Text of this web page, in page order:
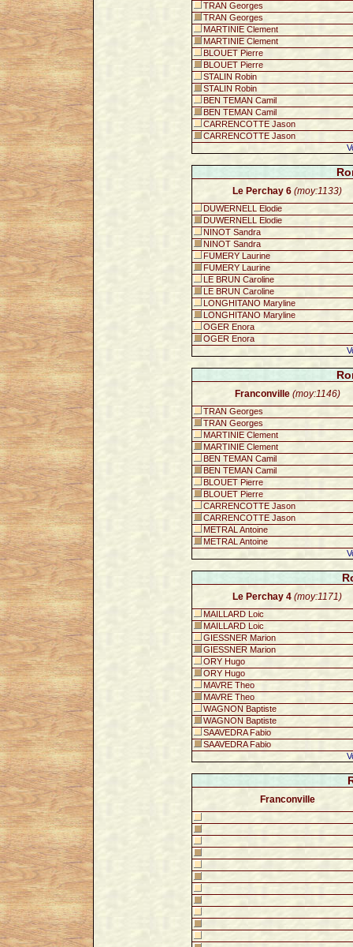
TRAN Georges
TRAN Georges
MARTINIE Clement
MARTINIE Clement
BLOUET Pierre
BLOUET Pierre
STALIN Robin
STALIN Robin
BEN TEMAN Camil
BEN TEMAN Camil
CARRENCOTTE Jason
CARRENCOTTE Jason
Le Perchay 6 (moy:1133)
DUWERNELL Elodie
DUWERNELL Elodie
NINOT Sandra
NINOT Sandra
FUMERY Laurine
FUMERY Laurine
LE BRUN Caroline
LE BRUN Caroline
LONGHITANO Maryline
LONGHITANO Maryline
OGER Enora
OGER Enora
Franconville (moy:1146)
TRAN Georges
TRAN Georges
MARTINIE Clement
MARTINIE Clement
BEN TEMAN Camil
BEN TEMAN Camil
BLOUET Pierre
BLOUET Pierre
CARRENCOTTE Jason
CARRENCOTTE Jason
METRAL Antoine
METRAL Antoine
Le Perchay 4 (moy:1171)
MAILLARD Loic
MAILLARD Loic
GIESSNER Marion
GIESSNER Marion
ORY Hugo
ORY Hugo
MAVRE Theo
MAVRE Theo
WAGNON Baptiste
WAGNON Baptiste
SAAVEDRA Fabio
SAAVEDRA Fabio
Franconville